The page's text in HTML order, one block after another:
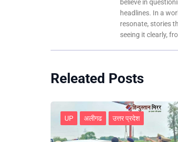
believe in
headlines. In a
resonate, stories
seeing it clearly,
Releated Posts
UP अलीगढ उत्तर प्रदेश